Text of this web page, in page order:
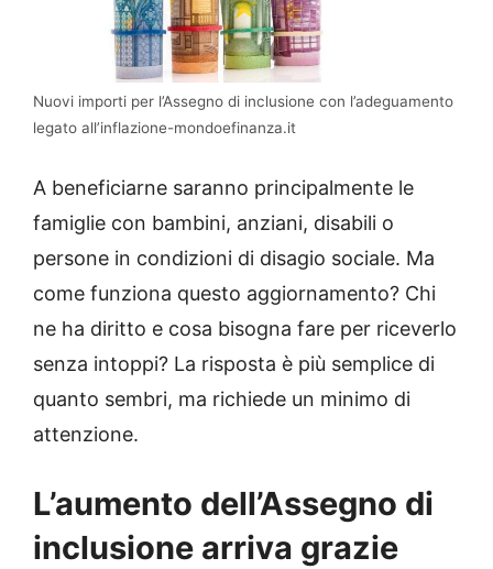
Nuovi importi per l’Assegno di inclusione con l’adeguamento
legato all’inflazione-mondoefinanza.it
A beneficiarne saranno principalmente le
famiglie con bambini, anziani, disabili o
persone in condizioni di disagio sociale. Ma
come funziona questo aggiornamento? Chi
ne ha diritto e cosa bisogna fare per riceverlo
senza intoppi? La risposta è più semplice di
quanto sembri, ma richiede un minimo di
attenzione.
L’aumento dell’Assegno di
inclusione arriva grazie